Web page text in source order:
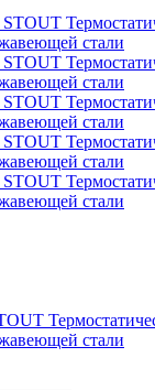
стали